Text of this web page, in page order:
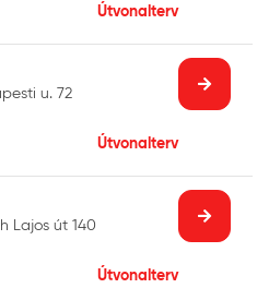
Útvonalterv
u. 72
Útvonalterv
Lajos út 140
Útvonalterv